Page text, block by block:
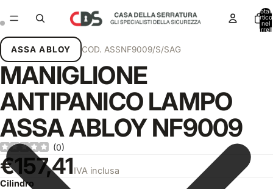
nel
ASSA ABLOY COD. ASSNF9009/S/SAG
MANIGLIONE
ANTIPANICO LAMPO
ASSA ABLOY NF9009
(0)
€157,41IVA inclusa
Cilindro